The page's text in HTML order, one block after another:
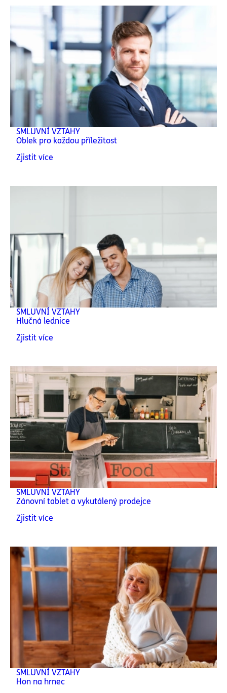
SMLUVNÍ VZTAHY
Oblek pro každou příležitost
Zjistit více
SMLUVNÍ VZTAHY
Hlučná lednice
Zjistit více
SMLUVNÍ VZTAHY
Zánovní tablet a vykutálený prodejce
Zjistit více
SMLUVNÍ VZTAHY
Hon na hrnec